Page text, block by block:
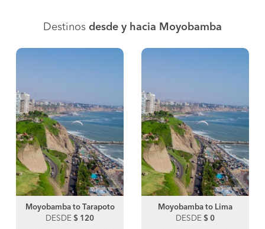
Destinos desde y hacia Moyobamba
Moyobamba to Tarapoto
DESDE $ 120
Moyobamba to Lima
DESDE $ 0